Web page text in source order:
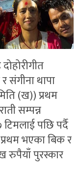
संगीना थापा
(ख)) प्रथम
सम्पन्न
पछि पर्दै
भएका बिक र
रुपैयाँ पुरस्कार